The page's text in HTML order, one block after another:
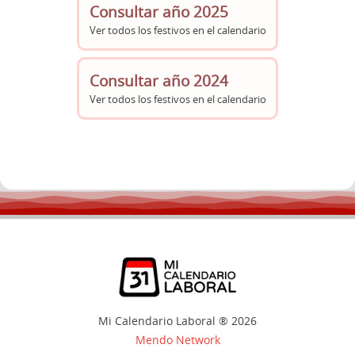
Consultar año 2025
Ver todos los festivos en el calendario
Consultar año 2024
Ver todos los festivos en el calendario
Mi Calendario Laboral ® 2026
Mendo Network